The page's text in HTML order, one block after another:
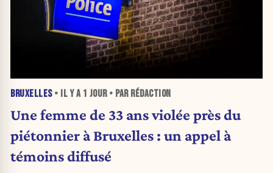
BRUXELLES• IL Y A 1 JOUR• PAR RÉDACTION
Une femme de 33 ans violée près du
piétonnier à Bruxelles : un appel à
témoins diffusé